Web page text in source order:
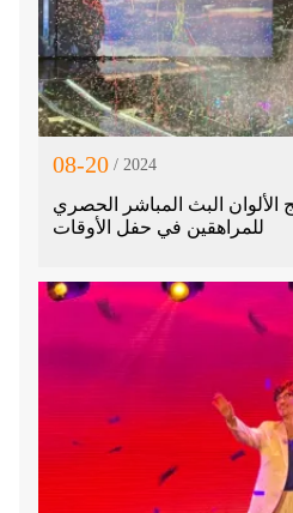
08-20 / 2024
البث المباشر الحصري
للمراهقين في حفل الأوقات